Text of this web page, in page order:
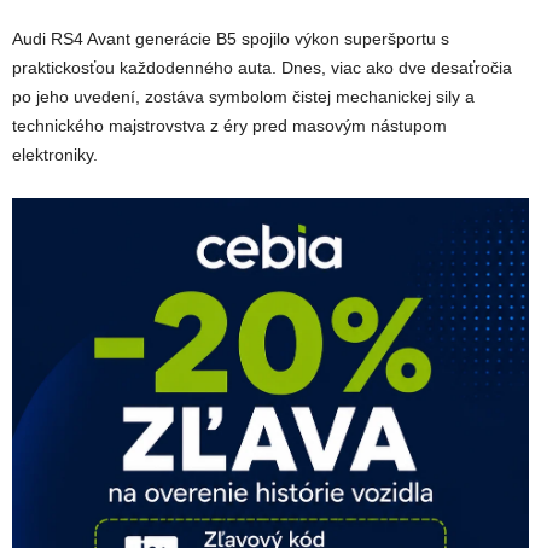
Audi RS4 Avant generácie B5 spojilo výkon superšportu s
praktickosťou každodenného auta. Dnes, viac ako dve desaťročia
po jeho uvedení, zostáva symbolom čistej mechanickej sily a
technického majstrovstva z éry pred masovým nástupom
elektroniky.